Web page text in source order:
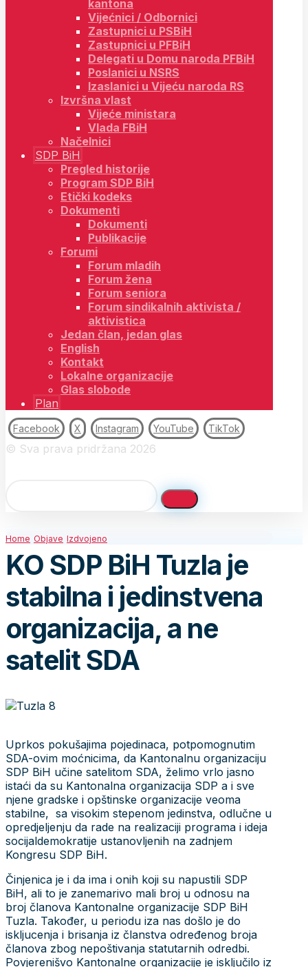
kantona
Vijećnici / Odbornici
Zastupnici u PSBiH
Zastupnici u PFBiH
Delegati u Domu naroda PFBiH
Poslanici u NSRS
Izaslanici u Vijeću naroda RS
Izvršna vlast
Vijeće ministara
Vlada FBiH
Načelnici
SDP BiH
Pregled historije
Program SDP BiH
Etički kodeks
Dokumenti
Dokumenti
Publikacije
Forumi
Forum mladih
Forum žena
Forum seniora
Forum sindikalnih aktivista /
aktivistica
Jedan član, jedan glas
English
Kontakt
Lokalne organizacije
Glas slobode
Plan
Facebook X Instagram YouTube TikTok
© Sva prava pridržana 2026
Home Objave Izdvojeno
KO SDP BiH Tuzla je
stabilna i jedinstvena
organizacija, a ne
satelit SDA
Uprkos pokušajima pojedinaca, potpomognutim
SDA-ovim moćnicima, da Kantonalnu organizaciju
SDP BiH učine satelitom SDA, želimo vrlo jasno
istaći da su Kantonalna organizacija SDP a i sve
njene gradske i opštinske organizacije veoma
stabilne, sa visokim stepenom jedinstva, odlučne u
opredjeljenju da rade na realizaciji programa i ideja
socijaldemokratije ustanovljenih na zadnjem
Kongresu SDP BiH.
Činjenica je i da ima i onih koji su napustili SDP
BiH, ali to je zanemarivo mali broj u odnosu na
broj članova Kantonalne organizacije SDP BiH
Tuzla. Također, u periodu iza nas došlo je do
iskljucenja i brisanja iz članstva određenog broja
članova zbog nepoštivanja statutarnih odredbi.
Povjerenišvo Kantonalne organizacije je isključilo iz